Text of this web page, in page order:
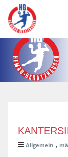
Allgemein ,